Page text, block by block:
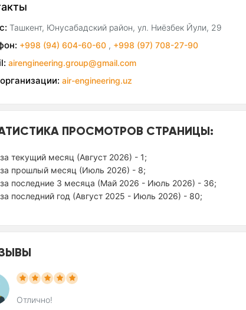
Ташкент, Юнусабадский район, ул. Ниёзбек Йули, 29
+998 (94) 604-60-60 , +998 (97) 708-27-90
airengineering.group@gmail.com
air-engineering.uz
ПРОСМОТРОВ СТРАНИЦЫ:
за текущий месяц (Август 2026) - 1;
за прошлый месяц (Июль 2026) - 8;
за последние 3 месяца (Май 2026 - Июль 2026) - 36;
за последний год (Август 2025 - Июль 2026) - 80;
Отлично!